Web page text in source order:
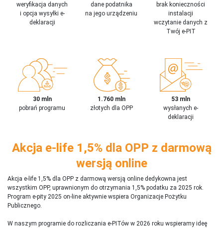
weryfikacja danych
i opcja wysyłki e-
deklaracji
dane podatnika
na jego urządzeniu
brak konieczności
instalacji
wczytanie danych z
Twój e-PIT
30 mln
pobrań programu
1.760 mln
złotych dla OPP
53 mln
wysłanych e-
deklaracji
Akcja e-life 1,5% dla OPP z darmową
wersją online
Akcja e-life 1,5% dla OPP z darmową wersją online dedykowna jest
wszystkim OPP, uprawnionym do otrzymania 1,5% podatku za 2025 rok.
Program e-pity 2025 on-line aktywnie wspiera Organizacje Pożytku
Publicznego.
W naszym programie do rozliczania e-PITów w 2026 roku wspieramy ideę